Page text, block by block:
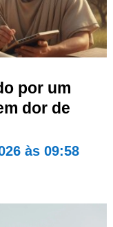
por um
dor de
às 09:58